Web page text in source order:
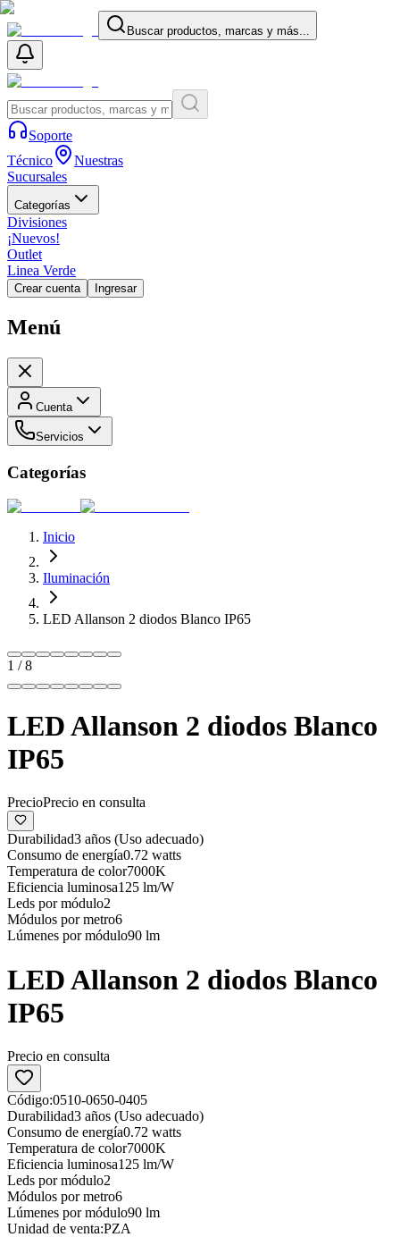
Buscar productos, marcas y más...
Soporte
Técnico
Nuestras
Sucursales
Categorías
Divisiones
¡Nuevos!
Outlet
Linea Verde
Crear cuenta Ingresar
Menú
Cuenta
Servicios
Categorías
Inicio
Iluminación
LED Allanson 2 diodos Blanco IP65
1 /8
LED Allanson 2 diodos Blanco
IP65
PrecioPrecio en consulta
Durabilidad3 años (Uso adecuado)
Consumo de energía0.72 watts
Temperatura de color7000K
Eficiencia luminosa125 lm/W
Leds por módulo2
Módulos por metro6
Lúmenes por módulo90 lm
LED Allanson 2 diodos Blanco
IP65
Precio en consulta
Código:0510-0650-0405
Durabilidad3 años (Uso adecuado)
Consumo de energía0.72 watts
Temperatura de color7000K
Eficiencia luminosa125 lm/W
Leds por módulo2
Módulos por metro6
Lúmenes por módulo90 lm
Unidad de venta:PZA